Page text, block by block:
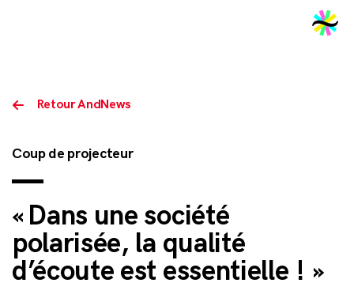
Retour AndNews
Coup de projecteur
« Dans une société
polarisée, la qualité
d’écoute est essentielle ! »